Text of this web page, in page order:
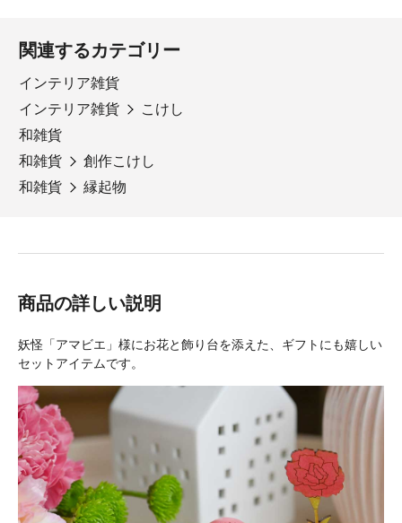
関連するカテゴリー
インテリア雑貨
インテリア雑貨
こけし
和雑貨
和雑貨
創作こけし
和雑貨
縁起物
商品の詳しい説明
妖怪「アマビエ」様にお花と飾り台を添えた、ギフトにも嬉しい
セットアイテムです。